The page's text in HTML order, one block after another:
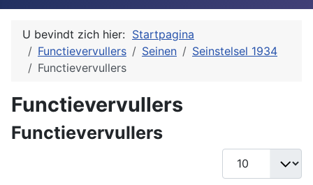
U bevindt zich hier: Startpagina
Functievervullers
Seinen
Seinstelsel 1934
Functievervullers
Functievervullers
Functievervullers
Toon #